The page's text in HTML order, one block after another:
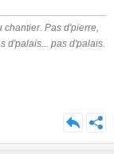
Pas d'pierre,
d'palais... pas d'palais.